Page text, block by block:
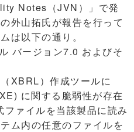
Notes（JVN）」で発
外山拓氏が報告を行って
は以下の通り。
バージョン7.0 およびそ
XBRL）作成ツールに
に関する脆弱性が存在
ァイルを当該製品に読み
ム内の任意のファイルを